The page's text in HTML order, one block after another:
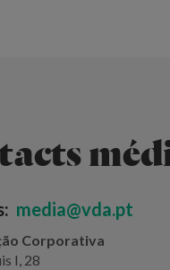
media@vda.pt
Corporativa
I, 28